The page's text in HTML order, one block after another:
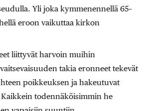
Yli joka kymmenennellä 65–
eroon vaikuttaa kirkon
liittyvät harvoin muihin
takia eronneet tekevät
poikkeuksen ja hakeutuvat
todennäköisimmin he